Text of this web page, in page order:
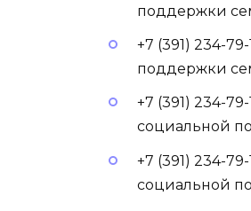
поддержки
+7 (391) 234-
поддержки
+7 (391) 234-
социальной
+7 (391) 234-
социальной